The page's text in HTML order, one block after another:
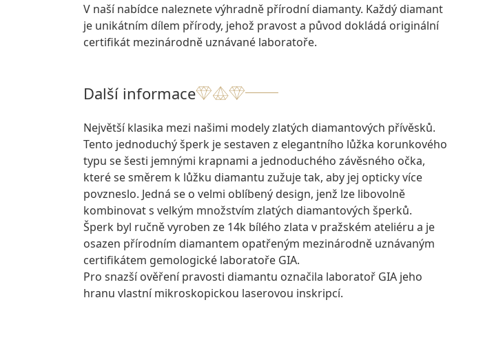
V naší nabídce naleznete výhradně přírodní diamanty. Každý diamant
je unikátním dílem přírody, jehož pravost a původ dokládá originální
certifikát mezinárodně uznávané laboratoře.
Další informace
Největší klasika mezi našimi modely zlatých diamantových přívěsků.
Tento jednoduchý šperk je sestaven z elegantního lůžka korunkového
typu se šesti jemnými krapnami a jednoduchého závěsného očka,
které se směrem k lůžku diamantu zužuje tak, aby jej opticky více
povzneslo. Jedná se o velmi oblíbený design, jenž lze libovolně
kombinovat s velkým množstvím zlatých diamantových šperků.
Šperk byl ručně vyroben ze 14k bílého zlata v pražském ateliéru a je
osazen přírodním diamantem opatřeným mezinárodně uznávaným
certifikátem gemologické laboratoře GIA.
Pro snazší ověření pravosti diamantu označila laboratoř GIA jeho
hranu vlastní mikroskopickou laserovou inskripcí.